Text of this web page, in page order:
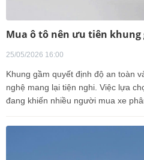
Mua ô tô nên ưu tiên khung
25/05/2026 16:00
Khung gầm quyết định độ an toàn
nghệ mang lại tiện nghi. Việc lựa
đang khiến nhiều người mua xe